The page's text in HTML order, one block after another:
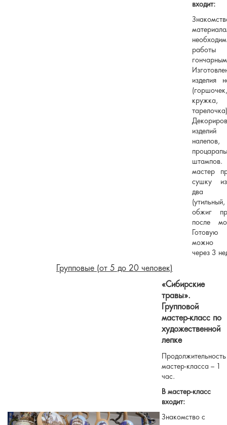
входит:
изделия
кружка,
изделий
налепов,
мастер
сушку
два
обжиг
после
можно
через 3
Групповые (от 5 до 20 человек)
«Сибирские
травы».
Групповой
мастер-класс по
художественной
лепке
Продолжительность
мастер-класса – 1
час.
В мастер-класс
входит:
Знакомство с